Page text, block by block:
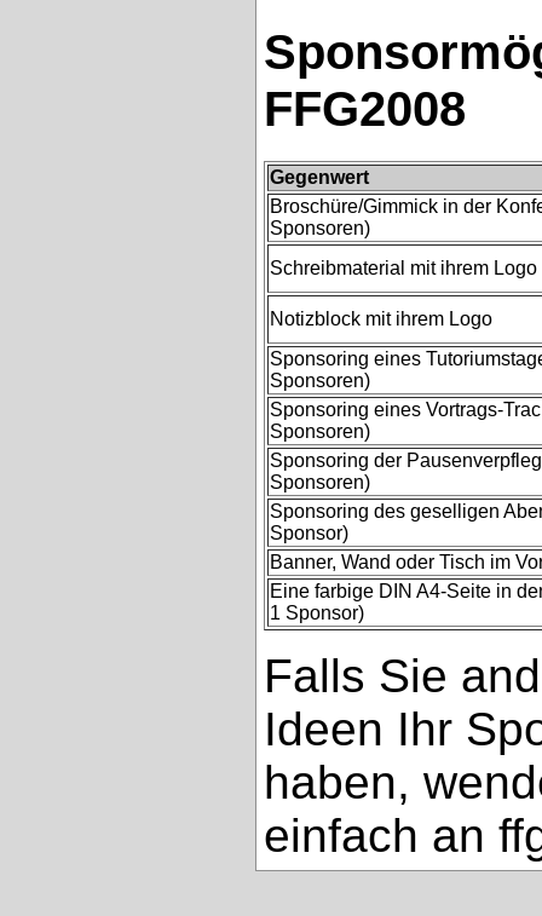
FFG2008
Gegenwert
Broschüre/Gimmick in der
Sponsoren)
Schreibmaterial mit ihrem Logo
Notizblock mit ihrem Logo
Sponsoring eines
Sponsoren)
Sponsoring eines Vortrags-
Sponsoren)
Sponsoring der
Sponsoren)
Sponsoring des geselligen
Sponsor)
Banner, Wand oder Tisch im
Eine farbige DIN A4-Seite in
1 Sponsor)
Falls Sie
Ideen Ihr
haben,
einfach an